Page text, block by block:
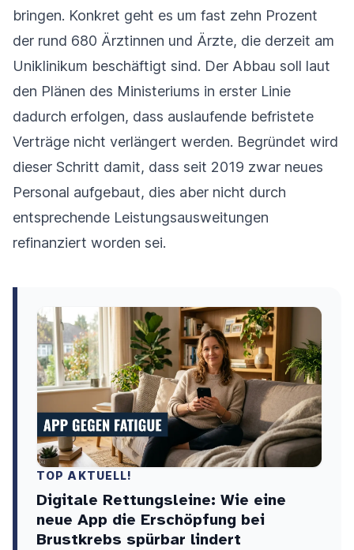
bringen. Konkret geht es um fast zehn Prozent
der rund 680 Ärztinnen und Ärzte, die derzeit am
Uniklinikum beschäftigt sind. Der Abbau soll laut
den Plänen des Ministeriums in erster Linie
dadurch erfolgen, dass auslaufende befristete
Verträge nicht verlängert werden. Begründet wird
dieser Schritt damit, dass seit 2019 zwar neues
Personal aufgebaut, dies aber nicht durch
entsprechende Leistungsausweitungen
refinanziert worden sei.
TOP AKTUELL!
Digitale Rettungsleine: Wie eine
neue App die Erschöpfung bei
Brustkrebs spürbar lindert